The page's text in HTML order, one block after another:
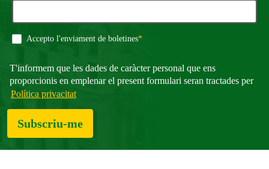
Accepto l'enviament de boletines*Obligatori
T'informem que les dades de caràcter personal que ens
proporcionis en emplenar el present formulari seran tractades per
Política privacitat
Subscriu-me